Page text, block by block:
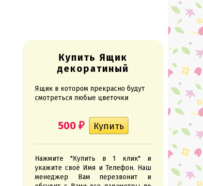
Купить Ящик
декоратиный
Ящик в котором прекрасно будут
смотреться любые цветочки
500 ₽
Нажмите "Купить в 1 клик" и
укажите своё Имя и Телефон. Наш
менеджер Вам перезвонит и